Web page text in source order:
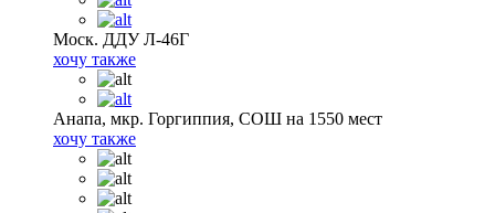
Моск. ДДУ Л-46Г
хочу также
Анапа, мкр. Горгиппия, СОШ на 1550 мест
хочу также